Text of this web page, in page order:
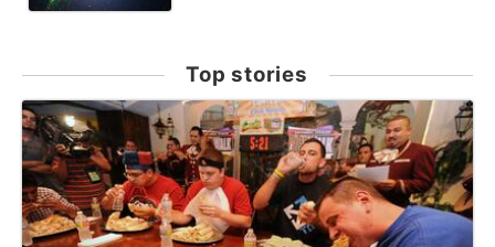
Top stories